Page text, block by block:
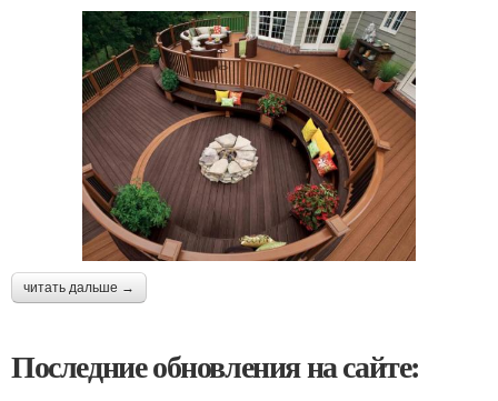
читать дальше →
Последние обновления на сайте: